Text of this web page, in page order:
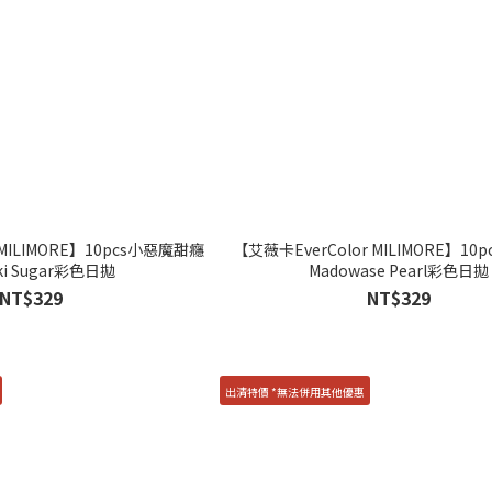
】10pcs小惡魔甜癮
Sugar彩色日拋
【艾薇卡EverColor MILIMORE】
Madowase Pearl彩色日拋
NT$329
出清特價 *無法併用其他優惠